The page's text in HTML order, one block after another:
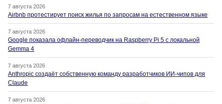
7 августа 2026
Airbnb протестирует поиск жилья по запросам на естественном языке
7 августа 2026
Google показала офлайн-переводчик на Raspberry Pi 5 с локальной
Gemma 4
7 августа 2026
Anthropic создаёт собственную команду разработчиков ИИ-чипов для
Claude
7 августа 2026